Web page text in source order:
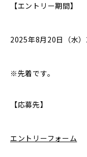
【エントリー期間】
2025年8月20日（水
※先着です。
【応募先】
エントリーフォーム